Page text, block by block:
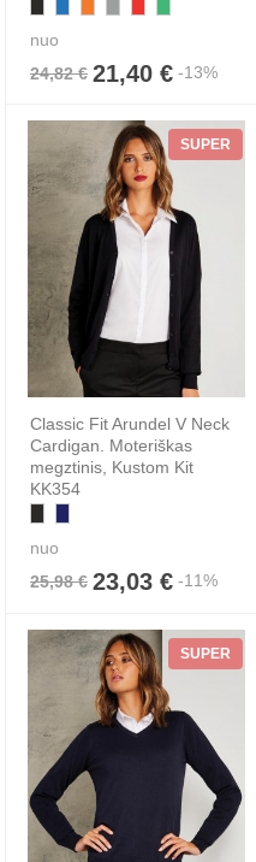
nuo
24,82 € 21,40 € -13%
SUPER
Classic Fit Arundel V Neck
Cardigan. Moteriškas
megztinis, Kustom Kit
KK354
nuo
25,98 € 23,03 € -11%
SUPER